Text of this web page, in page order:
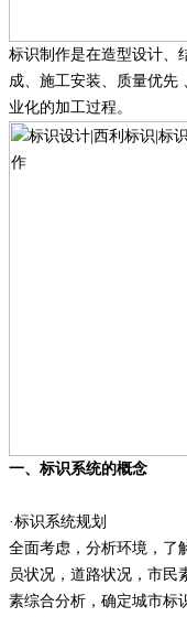
标识制作是在造型设计、
成、施工安装、质量优先
业化的加工过程。
一、标识系统的概念
·标识系统规划
全面考虑，分析环境，了
员状况，道路状况，市民
素综合分析，确定城市标